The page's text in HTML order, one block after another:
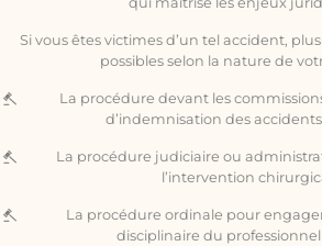
Si vous êtes victimes d’un tel accident,
possibles selon la nature de
La procédure devant les
d’indemnisation des
La procédure judiciaire ou
l’intervention
La procédure ordinale pour
disciplinaire du professionnel